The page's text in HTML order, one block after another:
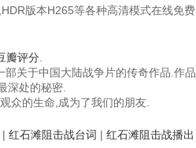
版本H265等各种高清模式在线免费
瓣评分
关于中国大陆战争片的传奇作品.作品
深处的秘密.
众的生命,成为了我们的朋友.
| 红石滩阻击战台词 | 红石滩阻击战播出